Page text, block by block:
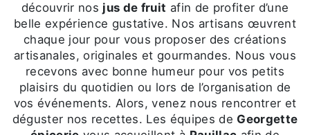
découvrir nos jus de fruit afin de profiter d’une
belle expérience gustative. Nos artisans œuvrent
chaque jour pour vous proposer des créations
artisanales, originales et gourmandes. Nous vous
recevons avec bonne humeur pour vos petits
plaisirs du quotidien ou lors de l’organisation de
vos événements. Alors, venez nous rencontrer et
déguster nos recettes. Les équipes de Georgette